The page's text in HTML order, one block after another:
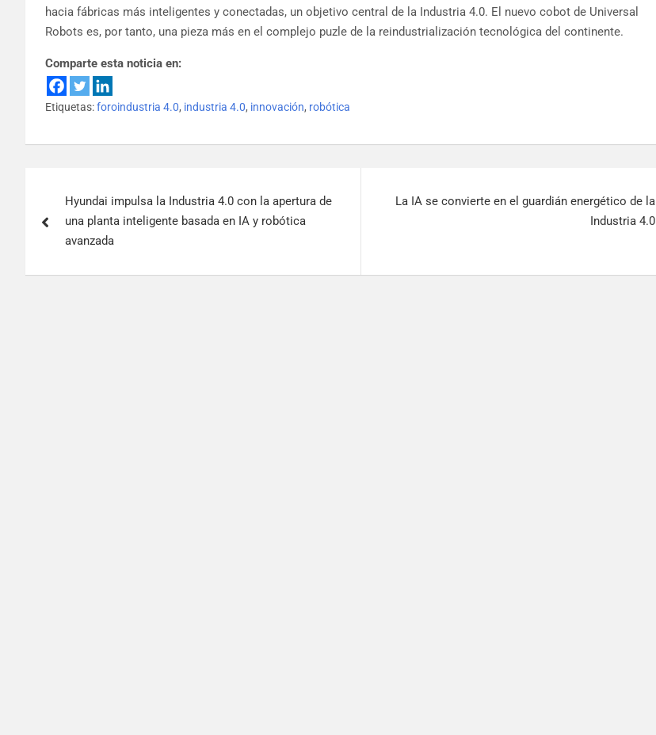
hacia fábricas más inteligentes y conectadas, un objetivo central de la Industria 4.0. El nuevo cobot de Universal
Robots es, por tanto, una pieza más en el complejo puzle de la reindustrialización tecnológica del continente.
Comparte esta noticia en:
Etiquetas:foroindustria 4.0, industria 4.0, innovación, robótica
Hyundai impulsa la Industria 4.0 con la apertura de
una planta inteligente basada en IA y robótica
avanzada
La IA se convierte en el guardián energético de la
Industria 4.0